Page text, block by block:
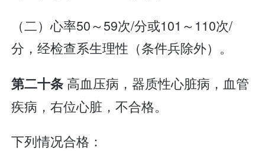
（二）心率50～59次/分或101～110次/
分，经检查系生理性（条件兵除外）。
第二十条 高血压病，器质性心脏病，血管
疾病，右位心脏，不合格。
下列情况合格：